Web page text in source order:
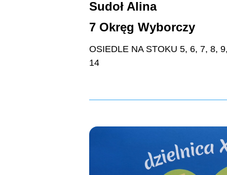
Sudoł Alina
7 Okręg Wyborczy
OSIEDLE NA STOKU 5, 6, 7, 8,
14